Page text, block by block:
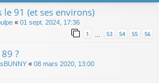
le 91 (et ses environs)
« 01 sept. 2024, 17:36
1 … 53 54 55 56
?
« 08 mars 2020, 13:00